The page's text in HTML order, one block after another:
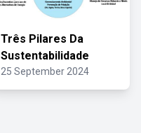
Três Pilares Da
Sustentabilidade
25 September 2024